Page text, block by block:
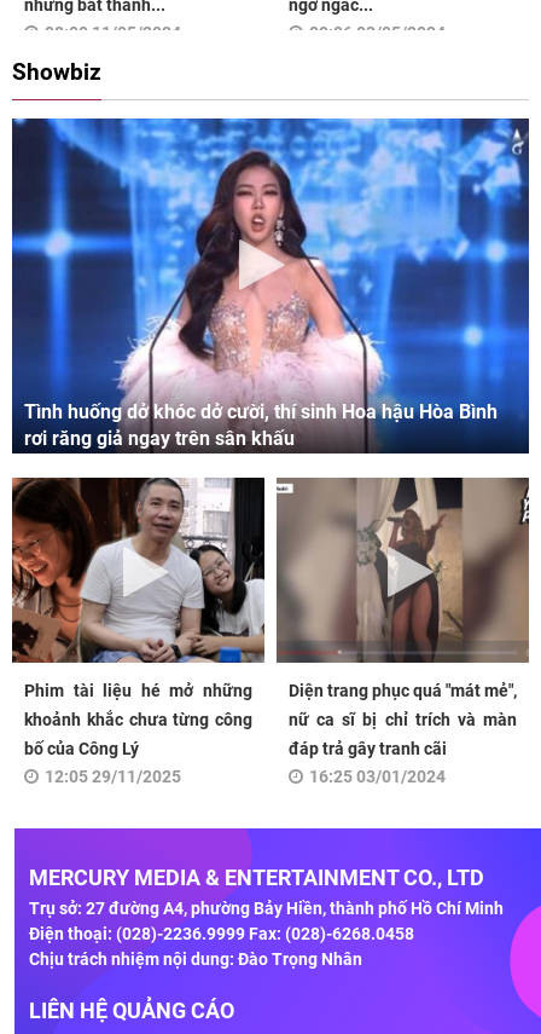
nhưng bất thành...
08:00 11/05/2024
ngơ ngác...
09:06 03/05/2024
Showbiz
Tình huống dở khóc dở cười, thí sinh Hoa hậu Hòa Bình
rơi răng giả ngay trên sân khấu
Phim tài liệu hé mở những
khoảnh khắc chưa từng công
bố của Công Lý
12:05 29/11/2025
Diện trang phục quá "mát mẻ",
nữ ca sĩ bị chỉ trích và màn
đáp trả gây tranh cãi
16:25 03/01/2024
MERCURY MEDIA & ENTERTAINMENT CO., LTD
Trụ sở: 27 đường A4, phường Bảy Hiền, thành phố Hồ Chí Minh
Điện thoại: (028)-2236.9999 Fax: (028)-6268.0458
Chịu trách nhiệm nội dung: Đào Trọng Nhân
LIÊN HỆ QUẢNG CÁO